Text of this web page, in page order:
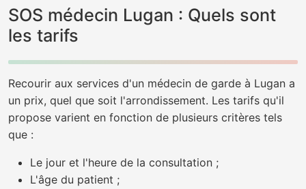
SOS médecin Lugan : Quels sont
les tarifs
Recourir aux services d'un médecin de garde à Lugan a
un prix, quel que soit l'arrondissement. Les tarifs qu'il
propose varient en fonction de plusieurs critères tels
que :
Le jour et l'heure de la consultation ;
L'âge du patient ;